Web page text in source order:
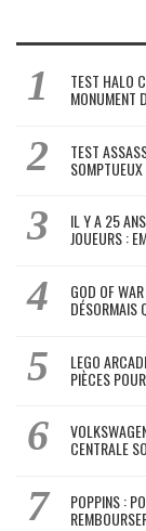
TEST HALO
MONUMENT
TEST
IL Y A 25
JOUEURS :
GOD OF
DÉSORMAIS
LEGO
PIÈCES
CENTRALE
POPPINS :